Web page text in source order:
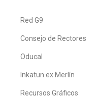
Red G9
Consejo de Rectores
Oducal
Inkatun ex Merlín
Recursos Gráficos